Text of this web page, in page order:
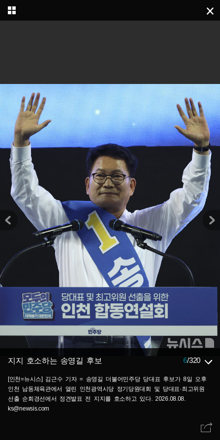
지지 호소하는 송영길 후보 6/320
[인천=뉴시스] 김근수 기자 = 송영길 더불어민주당 당대표 후보가 8일 오후
인천 남동체육관에서 열린 인천광역시당 정기당원대회 및 당대표·최고위원
선출 순회경선에서 정견발표 전 지지를 호소하고 있다. 2026.08.08.
ks@newsis.com